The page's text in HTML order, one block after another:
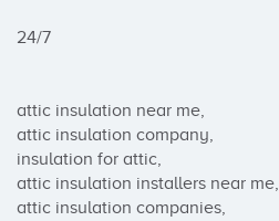
24/7
attic insulation near me,
attic insulation company,
insulation for attic,
attic insulation installers near me,
attic insulation companies,